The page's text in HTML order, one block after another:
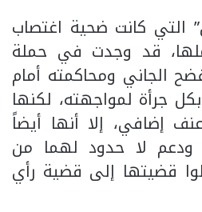
التي كانت ضحية اغتصاب
قد وجدت في حملة
الجاني ومحاكمته أمام
جرأة لمواجهته، لكنها
إضافي، إلا أنها أيضاً
لا حدود لهما من
قضيتها إلى قضية رأي